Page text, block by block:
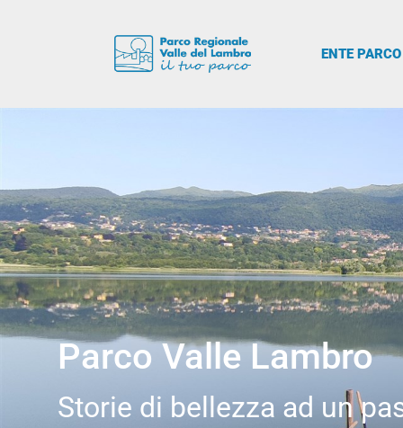
ENTE PARCO
Parco Valle Lambro
Storie di bellezza ad un